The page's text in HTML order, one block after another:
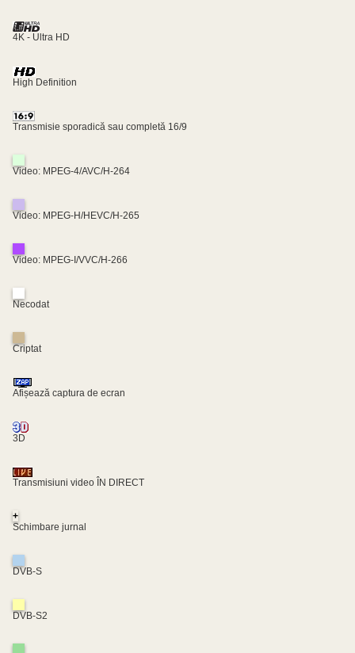
4K - Ultra HD
High Definition
Transmisie sporadică sau completă 16/9
Video: MPEG-4/AVC/H-264
Video: MPEG-H/HEVC/H-265
Video: MPEG-I/VVC/H-266
Necodat
Criptat
Afișează captura de ecran
3D
Transmisiuni video ÎN DIRECT
+
Schimbare jurnal
DVB-S
DVB-S2